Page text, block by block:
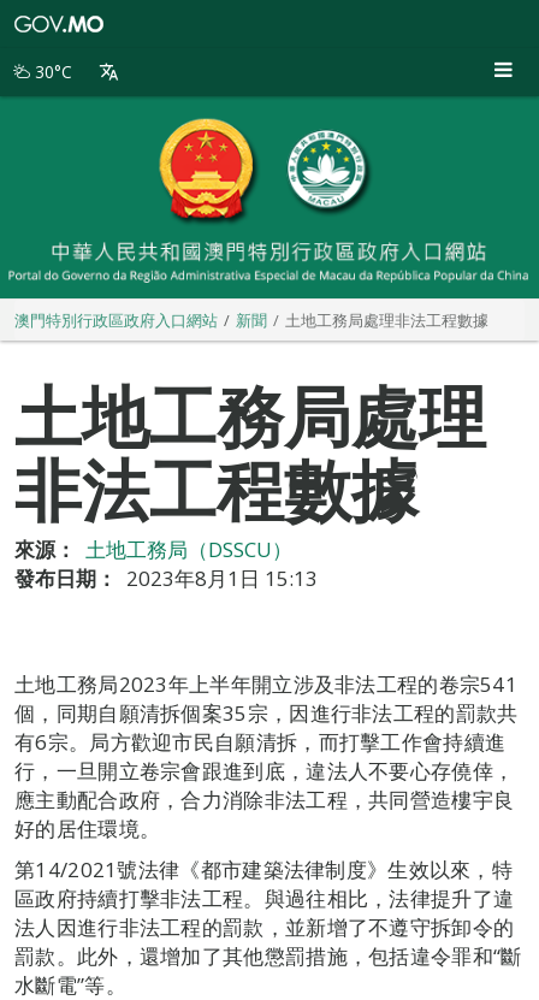
別
30°C
澳門特別行政區政府入口網站 新聞 土地工務局處理非法工程數據
土地工務局處理
非法工程數據
來源：
土地工務局（DSSCU）
發布日期：
2023年8月1日 15:13
土地工務局2023年上半年開立涉及非法工程的卷宗541
個，同期自願清拆個案35宗，因進行非法工程的罰款共
有6宗。局方歡迎市民自願清拆，而打擊工作會持續進
行，一旦開立卷宗會跟進到底，違法人不要心存僥倖，
應主動配合政府，合力消除非法工程，共同營造樓宇良
好的居住環境。
第14/2021號法律《都市建築法律制度》生效以來，特
區政府持續打擊非法工程。與過往相比，法律提升了違
法人因進行非法工程的罰款，並新增了不遵守拆卸令的
罰款。此外，還增加了其他懲罰措施，包括違令罪和“斷
水斷電”等。